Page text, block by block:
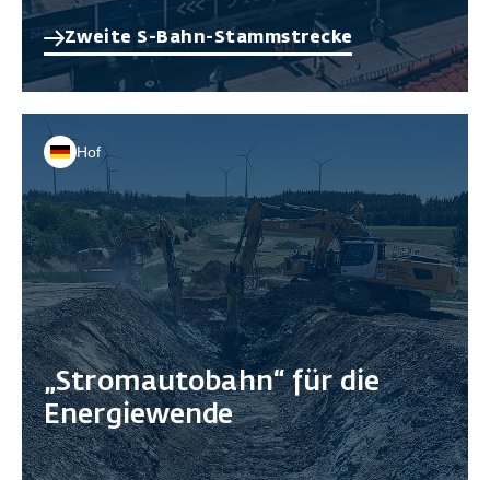
Zweite S-Bahn-Stammstrecke
Hof
„Stromautobahn“ für die
Energiewende